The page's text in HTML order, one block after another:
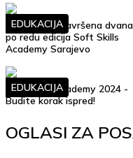
Uspješno je završena
po redu edicija Soft Skills
Academy Sarajevo
EDUKACIJA
Soft Skills Academy 2024 -
Budite korak ispred!
EDUKACIJA
OGLASI ZA